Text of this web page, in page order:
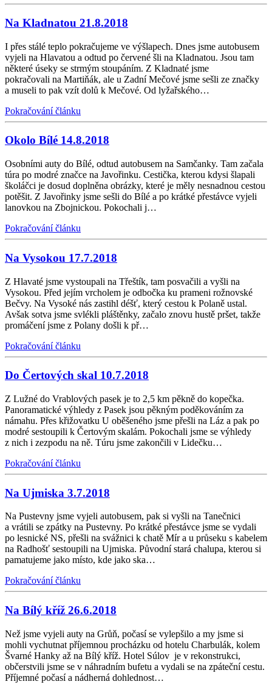
Na Kladnatou 21.8.2018
I přes stálé teplo pokračujeme ve výšlapech. Dnes jsme autobusem
vyjeli na Hlavatou a odtud po červené šli na Kladnatou. Jsou tam
některé úseky se strmým stoupáním. Z Kladnaté jsme
pokračovali na Martiňák, ale u Zadní Mečové jsme sešli ze značky
a museli to pak vzít dolů k Mečové. Od lyžařského…
Pokračování článku
Okolo Bílé 14.8.2018
Osobními auty do Bílé, odtud autobusem na Samčanky. Tam začala
túra po modré značce na Javořinku. Cestička, kterou kdysi šlapali
školáčci je dosud doplněna obrázky, které je měly nesnadnou cestou
potěšit. Z Javořinky jsme sešli do Bílé a po krátké přestávce vyjeli
lanovkou na Zbojnickou. Pokochali j…
Pokračování článku
Na Vysokou 17.7.2018
Z Hlavaté jsme vystoupali na Třeštík, tam posvačili a vyšli na
Vysokou. Před jejím vrcholem je odbočka ku prameni rožnovské
Bečvy. Na Vysoké nás zastihl déšť, který cestou k Polaně ustal.
Avšak sotva jsme svlékli pláštěnky, začalo znovu hustě pršet, takže
promáčení jsme z Polany došli k př…
Pokračování článku
Do Čertových skal 10.7.2018
Z Lužné do Vrablových pasek je to 2,5 km pěkně do kopečka.
Panoramatické výhledy z Pasek jsou pěkným poděkováním za
námahu. Přes křižovatku U oběšeného jsme přešli na Láz a pak po
modré sestoupili k Čertovým skalám. Pokochali jsme se výhledy
z nich i zezpodu na ně. Túru jsme zakončili v Lidečku…
Pokračování článku
Na Ujmiska 3.7.2018
Na Pustevny jsme vyjeli autobusem, pak si vyšli na Tanečnici
a vrátili se zpátky na Pustevny. Po krátké přestávce jsme se vydali
po lesnické NS, přešli na svážnici k chatě Mír a u průseku s kabelem
na Radhošť sestoupili na Ujmiska. Původní stará chalupa, kterou si
pamatujeme jako místo, kde jako ska…
Pokračování článku
Na Bílý kříž 26.6.2018
Než jsme vyjeli auty na Grůň, počasí se vylepšilo a my jsme si
mohli vychutnat příjemnou procházku od hotelu Charbulák, kolem
Švarné Hanky až na Bílý kříž. Hotel Súlov je v rekonstrukci,
občerstvili jsme se v náhradním bufetu a vydali se na zpáteční cestu.
Příjemné počasí a nádherná dohlednost…